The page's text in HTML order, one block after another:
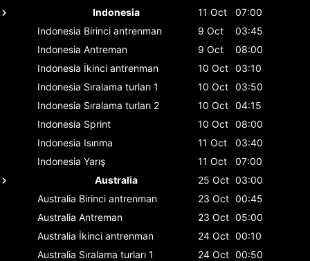
Indonesia
11 Oct
07:00
Indonesia Birinci antrenman 9 Oct
03:45
Indonesia Antreman 9 Oct
08:00
Indonesia İkinci antrenman 10 Oct 03:10
Indonesia Sıralama turları 1 10 Oct 03:50
Indonesia Sıralama turları 2 10 Oct 04:15
Indonesia Sprint 10 Oct 08:00
Indonesia Isınma 11 Oct
03:40
Indonesia Yarış 11 Oct
07:00
Australia
25 Oct 03:00
Australia Birinci antrenman 23 Oct 00:45
Australia Antreman 23 Oct 05:00
Australia İkinci antrenman 24 Oct 00:10
Australia Sıralama turları 1 24 Oct 00:50